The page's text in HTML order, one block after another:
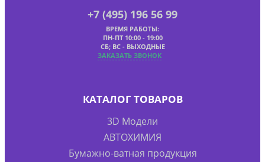
+7 (495) 196 56 99
ВРЕМЯ РАБОТЫ:
ПН-ПТ 10:00 - 19:00
СБ; ВС - ВЫХОДНЫЕ
ЗАКАЗАТЬ ЗВОНОК
КАТАЛОГ ТОВАРОВ
3D Модели
АВТОХИМИЯ
Бумажно-ватная продукция